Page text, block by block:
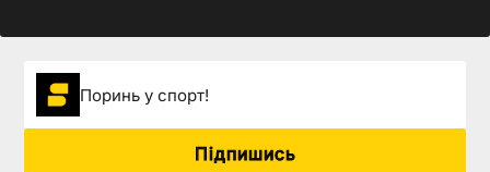
Поринь у спорт!
Підпишись